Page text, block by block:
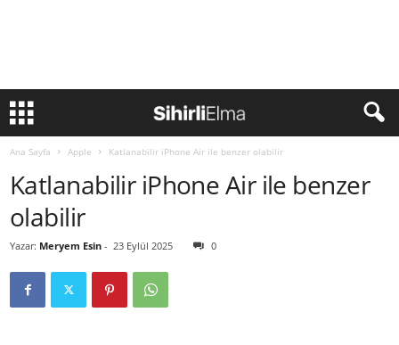
Ana Sayfa Apple Katlanabilir iPhone Air ile benzer olabilir
Katlanabilir iPhone Air ile benzer
olabilir
Yazar: Meryem Esin - 23 Eylül 2025 0